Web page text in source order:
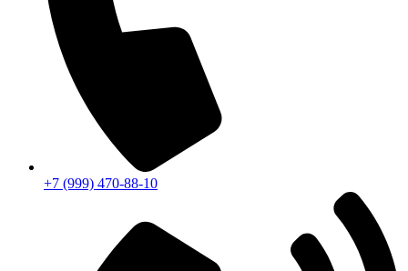
+7 (999) 470-88-10